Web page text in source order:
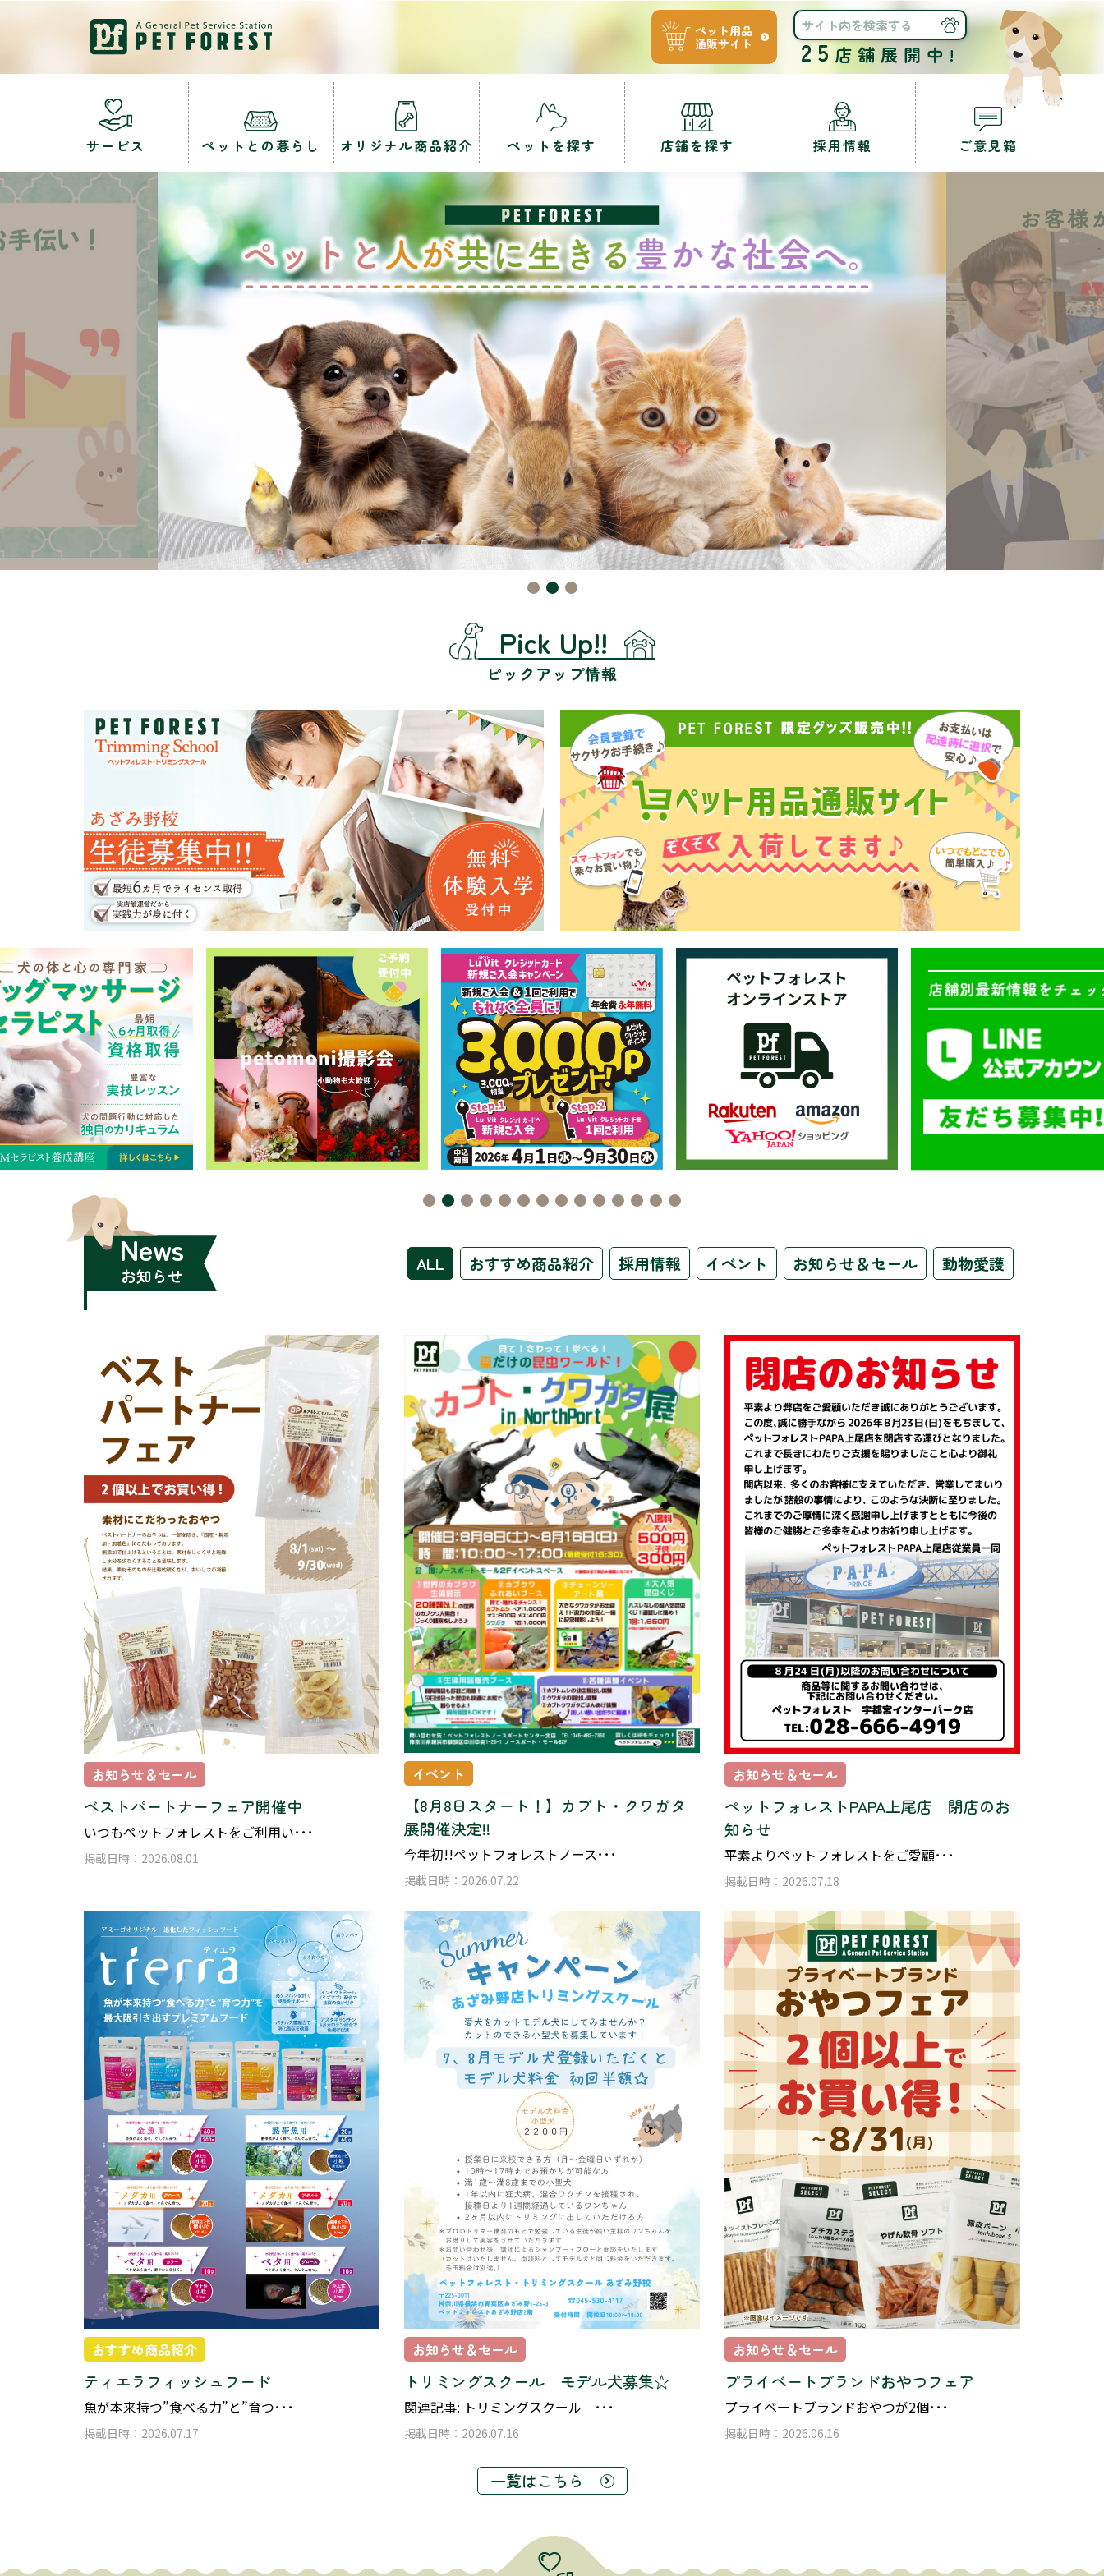
ペット用品
通販サイト
25店舗展開中!
サービス ペットとの暮らし オリジナル商品紹介 ペットを探す 店舗を探す 採用情報 ご意見箱
Pick Up!!
ピックアップ情報
News
お知らせ
ALL おすすめ商品紹介 採用情報 イベント お知らせ＆セール 動物愛護
お知らせ＆セール
ベストパートナーフェア開催中
いつもペットフォレストをご利用い･･･
掲載日時：2026.08.01
イベント
【8月8日スタート！】カブト・クワガタ
展開催決定!!
今年初!!ペットフォレストノース･･･
掲載日時：2026.07.22
お知らせ＆セール
ペットフォレストPAPA上尾店 閉店のお
知らせ
平素よりペットフォレストをご愛顧･･･
掲載日時：2026.07.18
おすすめ商品紹介
ティエラフィッシュフード
魚が本来持つ”食べる力”と”育つ･･･
掲載日時：2026.07.17
お知らせ＆セール
トリミングスクール モデル犬募集☆
関連記事: トリミングスクール ･･･
掲載日時：2026.07.16
お知らせ＆セール
プライベートブランドおやつフェア
プライベートブランドおやつが2個･･･
掲載日時：2026.06.16
一覧はこちら